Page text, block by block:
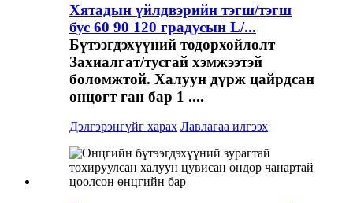
Хятадын үйлдвэрийн тэгш/тэгш
бус 60 90 120 градусын L/...
Бүтээгдэхүүний тодорхойлолт
Захиалгат/тусгай хэмжээтэй
боломжтой. Халуун дүрж цайрдсан
өнцөгт ган бар 1 ....
Дэлгэрэнгүйг харах Лавлагаа илгээх